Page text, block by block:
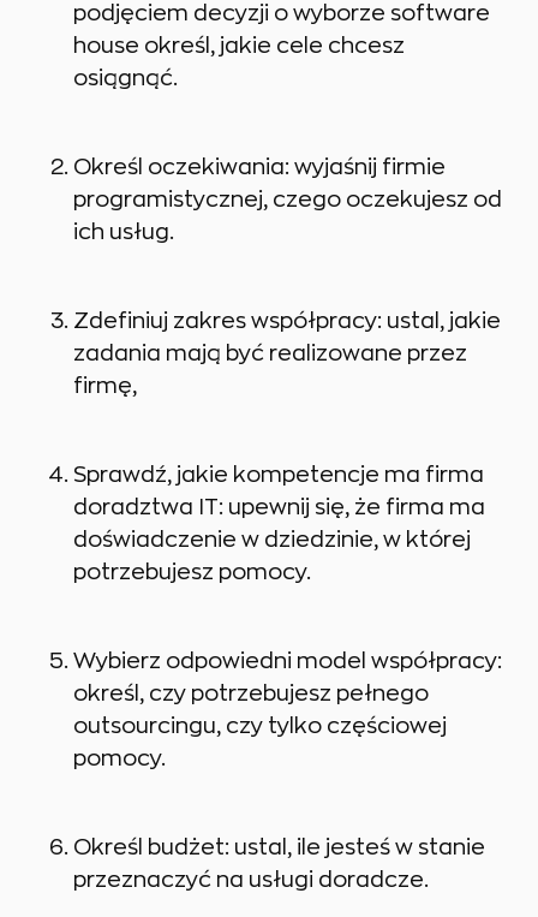
podjęciem decyzji o wyborze software
house określ, jakie cele chcesz
osiągnąć.
Określ oczekiwania: wyjaśnij firmie
programistycznej, czego oczekujesz od
ich usług.
Zdefiniuj zakres współpracy: ustal, jakie
zadania mają być realizowane przez
firmę,
Sprawdź, jakie kompetencje ma firma
doradztwa IT: upewnij się, że firma ma
doświadczenie w dziedzinie, w której
potrzebujesz pomocy.
Wybierz odpowiedni model współpracy:
określ, czy potrzebujesz pełnego
outsourcingu, czy tylko częściowej
pomocy.
Określ budżet: ustal, ile jesteś w stanie
przeznaczyć na usługi doradcze.